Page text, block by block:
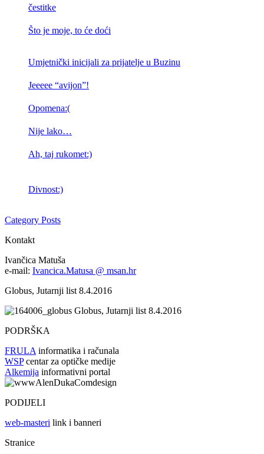
čestitke
Što je moje, to će doći
Umjetnički inicijali za prijatelje u Buzinu
Jeeeee “avijon”!
Opomena:(
Nije lako…
Ah, taj rukomet:)
Divnost:)
Category Posts
Kontakt
Ivančica Matuša
e-mail: Ivancica.Matusa @ msan.hr
Globus, Jutarnji list 8.4.2016
Globus, Jutarnji list 8.4.2016
PODRŠKA
FRULA informatika i računala
WSPcentar za optičke medije
Alkemija informativni portal
PODIJELI
web-masteri link i banneri
Stranice